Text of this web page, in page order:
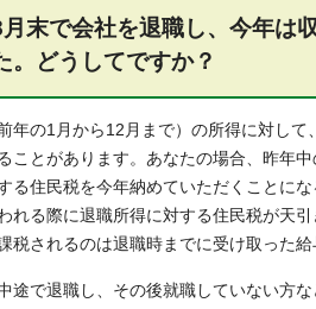
末で会社を退職し、今年は
。どうしてですか？
年の1月から12月まで）の所得に対し
ことがあります。あなたの場合、昨年
る住民税を今年納めていただくことに
れる際に退職所得に対する住民税が天
税されるのは退職時までに受け取った給
途で退職し、その後就職していない方